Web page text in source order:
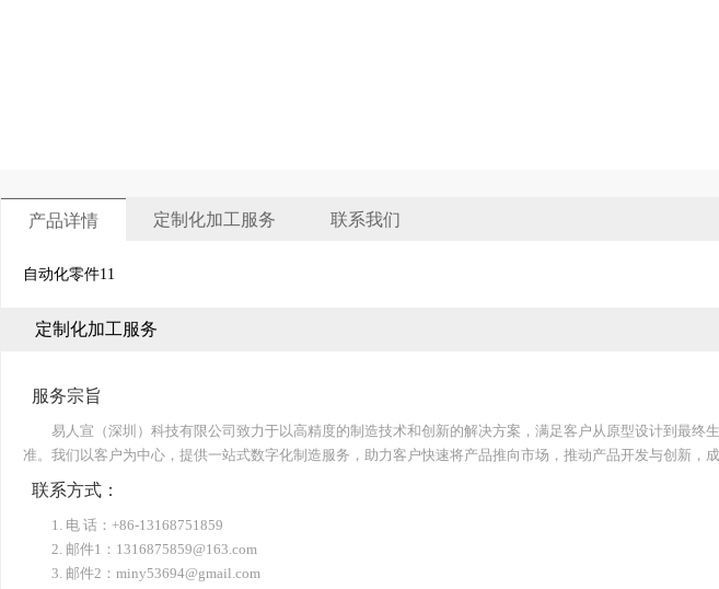
产品详情 定制化加工服务 联系我们
自动化零件11
定制化加工服务
服务宗旨
易人宣（深圳）科技有限公司致力于以高精度的制造技术和创新的解决方案，满足客户从原型设计到最
准。我们以客户为中心，提供一站式数字化制造服务，助力客户快速将产品推向市场，推动产品开发与创新，
联系方式：
1. 电 话：+86-13168751859
2. 邮件1：1316875859@163.com
3. 邮件2：miny53694@gmail.com